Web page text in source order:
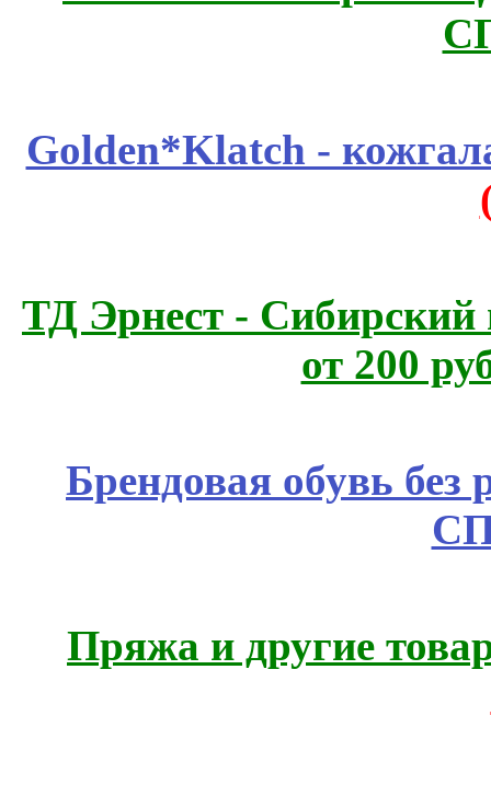
Golden*Klatch -
ТД Эрнест - Сибирский
от 200
Брендовая обувь без
Пряжа и другие